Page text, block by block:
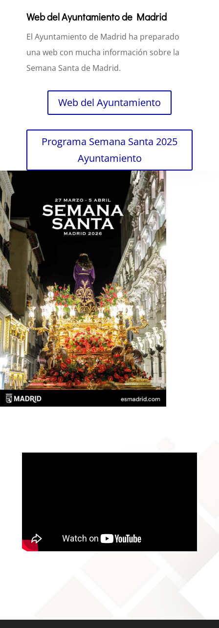
Web del Ayuntamiento de Madrid
El Ayuntamiento de Madrid ha preparado
una web con mucha información sobre la
Semana Santa de Madrid.
Web del Ayuntamiento
Programa Semana Santa 2025
Ayuntamiento